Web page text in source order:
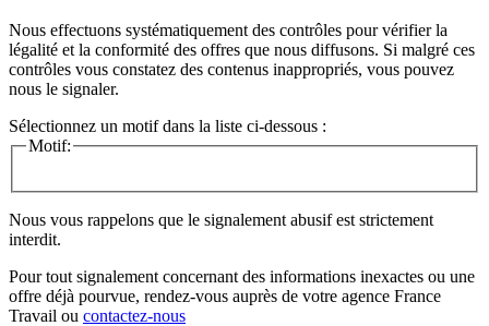
Nous effectuons systématiquement des contrôles pour vérifier la
légalité et la conformité des offres que nous diffusons. Si malgré ces
contrôles vous constatez des contenus inappropriés, vous pouvez
nous le signaler.
Sélectionnez un motif dans la liste ci-dessous :
Motif:
Nous vous rappelons que le signalement abusif est strictement
interdit.
Pour tout signalement concernant des informations inexactes ou une
offre déjà pourvue, rendez-vous auprès de votre agence France
Travail ou contactez-nous